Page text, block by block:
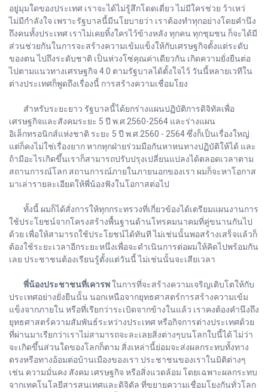
อยู่มุมใดของประเทศ เราจะได้ไม่รู้สึกโดดเดี่ยว ไม่มีใครช่วย ว้าเหว่
ไม่มีกำลังใจ เพราะรัฐบาลนี้มีนโยบายว่า เราต้องทำทุกอย่างโดยคำนึง
ถึงคนทั้งประเทศ เราไม่เคยทิ้งใครไว้ข้างหลัง ทุกคน ทุกชุมชน ก็จะได้มี
ส่วนช่วยกันในการจะสร้างความเข้มแข็งให้กับเศรษฐกิจตั้งแต่ระดับ
ของตน ไปถึงระดับชาติ เป็นห่วงโซ่คุณค่าเดียวกัน เกิดความยั่งยืนต่อ
ไปตามแนวทางเศรษฐกิจ 4.0 ตามรัฐบาลได้ตั้งใจไว้ วันนี้หลายเวทีใน
ต่างประเทศก็พูดถึงเรื่องนี้ การสร้างความเชื่อมโยง
สำหรับระยะยาว รัฐบาลนี้ได้ยกร่างแผนปฏิบัติการดิจิทัลเพื่อ
เศรษฐกิจและสังคมระยะ 5 ปี พ.ศ.2560-2564 และร่างแผน
อิเล็กทรอนิกส์แห่งชาติ ระยะ 5 ปี พ.ศ.2560 - 2564 ซึ่งก็เป็นเรื่องใหญ่
แต่ก็คงไม่ใช่เรื่องยาก หากทุกฝ่ายร่วมมือกันหาหนทางปฏิบัติให้ได้ และ
ถ้ามีอะไรเกิดขึ้นเราก็สามารถปรับปรุงเปลี่ยนแปลงได้ตลอดเวลาตาม
สถานการณ์โลก สถานการณ์ภายในภายนอกของเรา ผมก็จะหาโอกาส
มาเล่ารายละเอียดให้พี่น้องฟังในโอกาสต่อไป
ทั้งนี้ ผมก็ได้สั่งการให้ทุกกระทรวงที่เกี่ยวข้องได้เตรียมแผนงานการ
ใช้ประโยชน์จากโครงสร้างพื้นฐานด้านโทรคมนาคมที่คู่ขนานกันไป
ด้วย เพื่อให้สามารถใช้ประโยชน์ได้ทันที ไม่เช่นนั้นพอสร้างเสร็จแล้วก็
ต้องใช้ระยะเวลาอีกระยะหนึ่งเพื่อจะดำเนินการต่อผมให้คิดไปพร้อมกัน
เลย ประชาชนต้องเรียนรู้ตั้งแต่วันนี้ ไม่เช่นนั้นจะเสียเวลา
พี่น้องประชาชนที่เคารพในการที่จะสร้างความเจริญเติบโตให้กับ
ประเทศอย่างยั่งยืนนั้น นอกเหนือจากยุทธศาสตร์การสร้างความเข้ม
แข็งจากภายใน หรือที่เรียกว่าระเบิดจากข้างในแล้ว เราคงต้องคำนึงถึง
ยุทธศาสตร์ความสัมพันธ์ระหว่างประเทศ หรือกิจการต่างประเทศด้วย
ที่ผ่านมาเรียกว่าเราไม่สามารถจะละเลยสิ่งต่างๆบนโลกใบนี้ได้ ไม่ว่า
จะเกิดขึ้นส่วนใดของโลกก็ตาม สิ่งเหล่านี้ย่อมจะส่งผลกระทบทั้งทาง
ตรงหรือทางอ้อมต่อบ้านเมืองของเรา ประชาชนของเราในมิติต่างๆ
เช่น ความมั่นคง สังคม เศรษฐกิจ หรือสิ่งแวดล้อม โดยเฉพาะผลกระทบ
จากเทคโนโลยีสารสนเทศและดิจิตัล ที่ขยายความเชื่อมโยงกันทั่วโลก